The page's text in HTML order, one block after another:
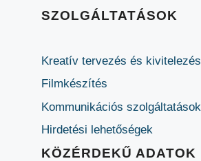
SZOLGÁLTATÁSOK
Kreatív tervezés és kivitelezés
Filmkészítés
Kommunikációs szolgáltatások
Hirdetési lehetőségek
KÖZÉRDEKŰ ADATOK